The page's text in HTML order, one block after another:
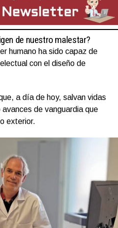
de nuestro malestar?
humano ha sido capaz de
con el diseño de
a día de hoy, salvan vidas
de vanguardia que
exterior.